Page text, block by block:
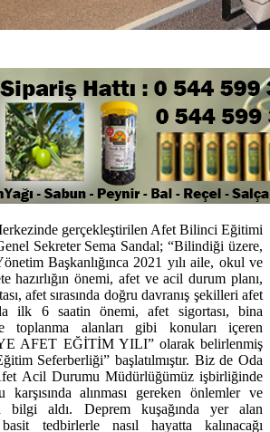
gerçekleştirilen Afet Bilinci Eğitimi
Sekreter Sema Sandal; “Bilindiği üzere,
Başkanlığınca 2021 yılı aile, okul ve
hazırlığın önemi, afet ve acil durum planı,
afet sırasında doğru davranış şekilleri afet
ilk 6 saatin önemi, afet sigortası, bina
toplanma alanları gibi konuları içeren
AFET EĞİTİM YILI” olarak belirlenmiş
Seferberliği” başlatılmıştır. Biz de Oda
Acil Durumu Müdürlüğümüz işbirliğinde
alınması gereken önlemler ve
bilgi aldı. Deprem kuşağında yer alan
tedbirlerle nasıl hayatta kalınacağı